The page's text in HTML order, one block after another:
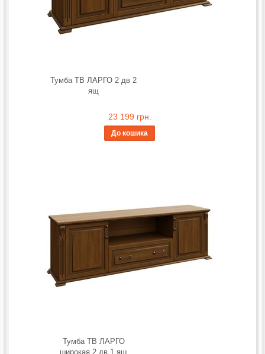
Тумба ТВ ЛАРГО 2 дв 2
ящ
23 199 грн.
До кошика
Тумба ТВ ЛАРГО
широкая 2 дв 1 ящ